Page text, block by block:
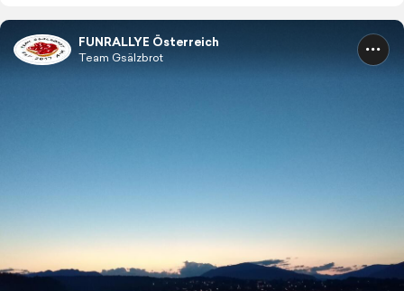
FUNRALLYE Österreich
Team Gsälzbrot